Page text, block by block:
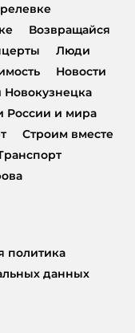
Возвращайся
Люди
Новости
Новокузнецка
России и мира
Строим вместе
политика
данных